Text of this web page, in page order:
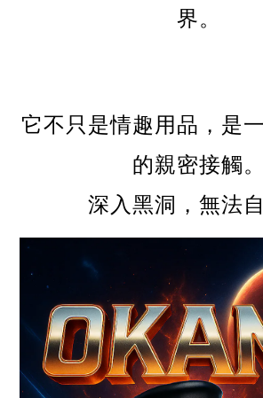
界。
它不只是情趣用品，是
的親密接觸。
深入黑洞，無法自